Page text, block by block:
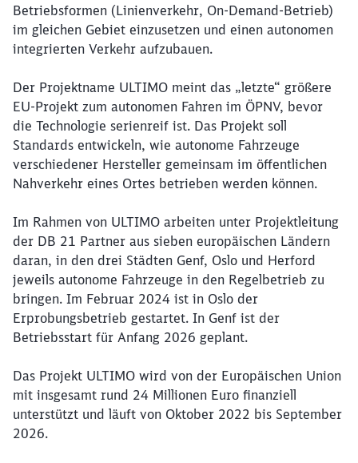
Betriebsformen (Linienverkehr, On-Demand-Betrieb)
im gleichen Gebiet einzusetzen und einen autonomen
integrierten Verkehr aufzubauen.
Der Projektname ULTIMO meint das „letzte“ größere
EU-Projekt zum autonomen Fahren im ÖPNV, bevor
die Technologie serienreif ist. Das Projekt soll
Standards entwickeln, wie autonome Fahrzeuge
verschiedener Hersteller gemeinsam im öffentlichen
Nahverkehr eines Ortes betrieben werden können.
Im Rahmen von ULTIMO arbeiten unter Projektleitung
der DB 21 Partner aus sieben europäischen Ländern
daran, in den drei Städten Genf, Oslo und Herford
jeweils autonome Fahrzeuge in den Regelbetrieb zu
bringen. Im Februar 2024 ist in Oslo der
Erprobungsbetrieb gestartet. In Genf ist der
Betriebsstart für Anfang 2026 geplant.
Das Projekt ULTIMO wird von der Europäischen Union
mit insgesamt rund 24 Millionen Euro finanziell
unterstützt und läuft von Oktober 2022 bis September
2026.